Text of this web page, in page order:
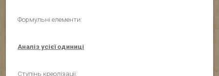
Формульні елементи:
Аналіз усієї одиниці
Ступінь креолізації: